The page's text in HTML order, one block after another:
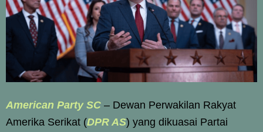
American Party SC – Dewan Perwakilan Rakyat
Amerika Serikat (DPR AS) yang dikuasai Partai